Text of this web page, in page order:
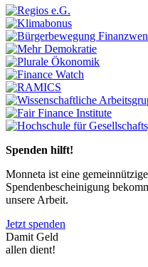
Spenden hilft!
Monneta ist eine
Spendenbescheinigung
unsere Arbeit.
Jetzt spenden
Damit Geld
allen dient!